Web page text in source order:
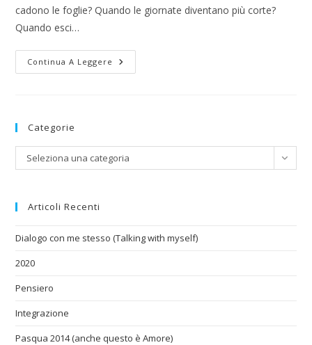
cadono le foglie? Quando le giornate diventano più corte?
Quando esci…
Continua A Leggere E’
Arrivato
Categorie
Categorie
Seleziona una categoria
Articoli Recenti
Dialogo con me stesso (Talking with myself)
2020
Pensiero
Integrazione
Pasqua 2014 (anche questo è Amore)